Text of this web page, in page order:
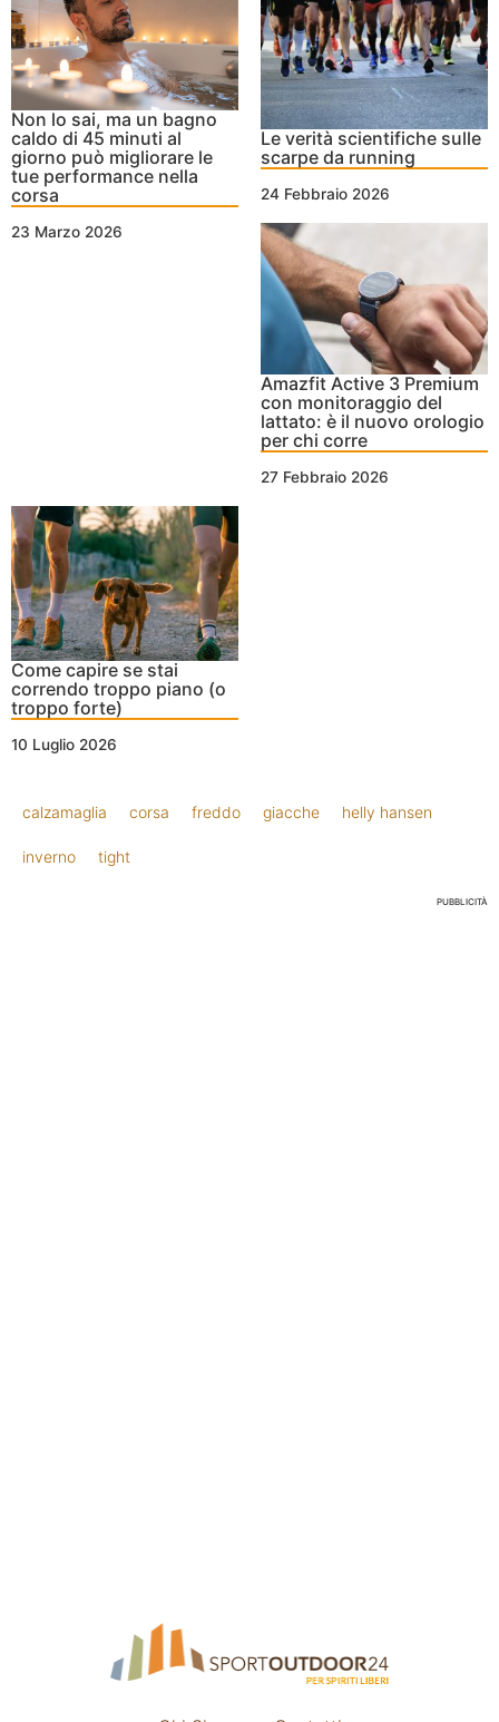
Non lo sai, ma un bagno
caldo di 45 minuti al
giorno può migliorare le
tue performance nella
corsa
23 Marzo 2026
Le verità scientifiche sulle
scarpe da running
24 Febbraio 2026
Amazfit Active 3 Premium
con monitoraggio del
lattato: è il nuovo orologio
per chi corre
27 Febbraio 2026
Come capire se stai
correndo troppo piano (o
troppo forte)
10 Luglio 2026
calzamaglia corsa freddo giacche helly hansen
inverno tight
PUBBLICITÀ